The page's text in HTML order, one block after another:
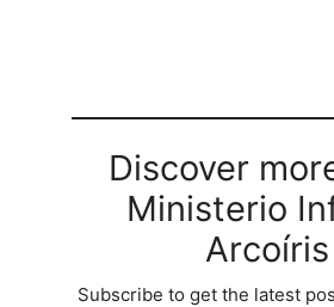
Discover
Ministerio
Arcoíris
Subscribe to get the latest